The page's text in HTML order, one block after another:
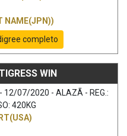
NAME(JPN))
completo
WIN
- 12/07/2020 - ALAZÃ - REG.:
420KG